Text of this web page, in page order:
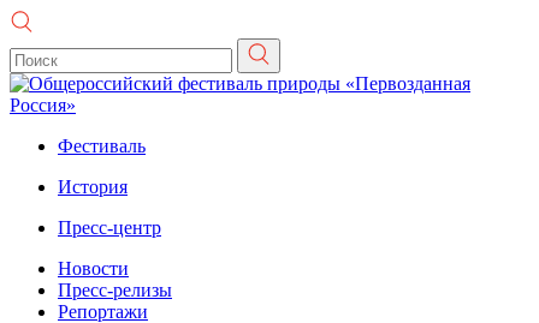
Фестиваль
История
Пресс-центр
Новости
Пресс-релизы
Репортажи